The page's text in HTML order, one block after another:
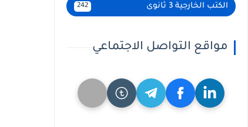
الكتب الخارجية 3 ثانوى 242
مواقع التواصل الاجتماعي